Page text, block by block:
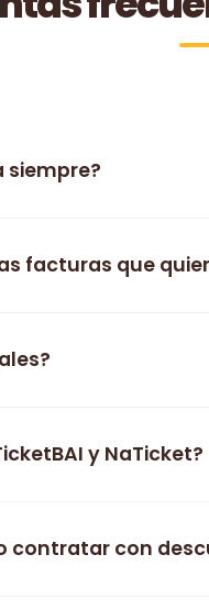
siempre?
facturas que
y NaTicket?
contratar con